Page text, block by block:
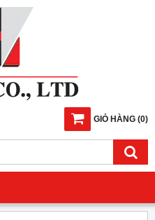
GIỎ HÀNG (0)